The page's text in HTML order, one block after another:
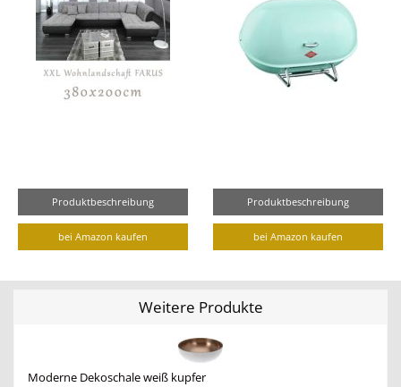
Produktbeschreibung
bei Amazon kaufen
Produktbeschreibung
bei Amazon kaufen
Weitere Produkte
Moderne Dekoschale weiß kupfer